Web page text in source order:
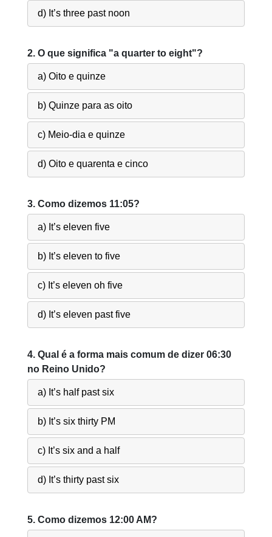
d) It’s three past noon
2. O que significa "a quarter to eight"?
a) Oito e quinze
b) Quinze para as oito
c) Meio-dia e quinze
d) Oito e quarenta e cinco
3. Como dizemos 11:05?
a) It’s eleven five
b) It’s eleven to five
c) It’s eleven oh five
d) It’s eleven past five
4. Qual é a forma mais comum de dizer 06:30
no Reino Unido?
a) It’s half past six
b) It’s six thirty PM
c) It’s six and a half
d) It’s thirty past six
5. Como dizemos 12:00 AM?